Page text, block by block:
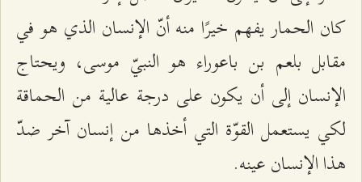
كان الحمار يفهم خيرًا منه أنّ الإنسان الذي هو في
مقابل بلعم بن باعوراء هو النبيّ موسى، ويحتاج
الإنسان إلى أن يكون على درجة عالية من الحماقة
لكي يستعمل القوّة التي أخذها من إنسان آخر ضدّ
هذا الإنسان عينه.